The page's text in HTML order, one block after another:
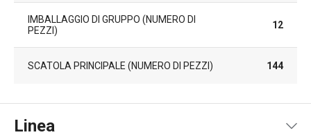
IMBALLAGGIO DI GRUPPO (NUMERO DI
PEZZI)
12
SCATOLA PRINCIPALE (NUMERO DI PEZZI) 144
Linea